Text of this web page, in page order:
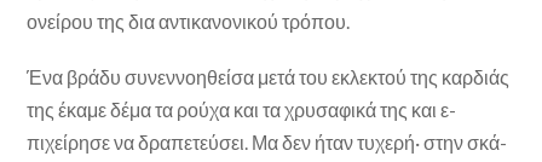
ονείρου της δια αντικανονικού τρόπου.
Ένα βράδυ συνεννοηθείσα μετά του εκλεκτού της καρ­διάς
της έκαμε δέμα τα ρούχα και τα χρυσαφικά της και ε­
πιχείρησε να δραπετεύσει. Μα δεν ήταν τυχερή· στην σκά­